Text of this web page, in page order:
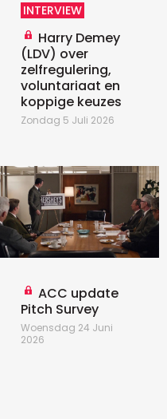
INTERVIEW
Harry Demey
(LDV) over
zelfregulering,
voluntariaat en
koppige keuzes
Zondag 5 Juli 2026
ACC update
Pitch Survey
Woensdag 24 Juni
2026